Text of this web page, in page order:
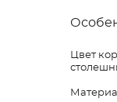
Цвет